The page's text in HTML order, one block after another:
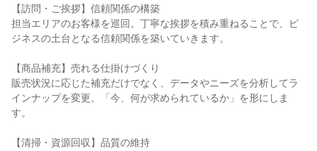
【訪問・ご挨拶】信頼関係の構築
担当エリアのお客様を巡回。丁寧な挨拶を積み重ねることで、ビ
ジネスの土台となる信頼関係を築いていきます。
【商品補充】売れる仕掛けづくり
販売状況に応じた補充だけでなく、データやニーズを分析してラ
インナップを変更。「今、何が求められているか」を形にしま
す。
【清掃・資源回収】品質の維持